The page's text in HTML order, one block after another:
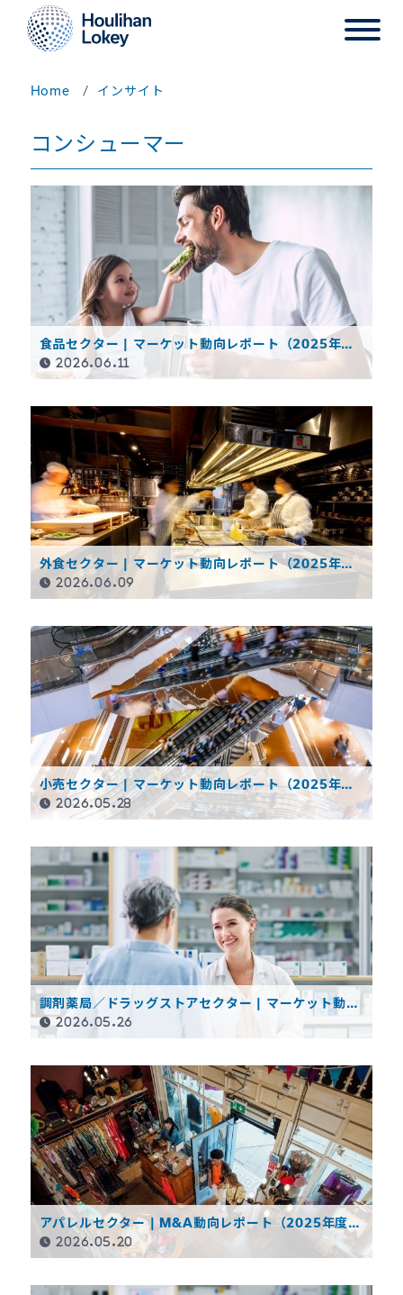
Home インサイト
コンシューマー
食品セクター | マーケット動向レポート（2025年度
決算概要）
2026.06.11
外食セクター | マーケット動向レポート（2025年度
決算概要）
2026.06.09
小売セクター | マーケット動向レポート（2025年度
決算概要）
2026.05.28
調剤薬局／ドラッグストアセクター | マーケット動向
レポート（2025年度決算概要）
2026.05.26
アパレルセクター | M&A動向レポート（2025年度決
算概要）
2026.05.20